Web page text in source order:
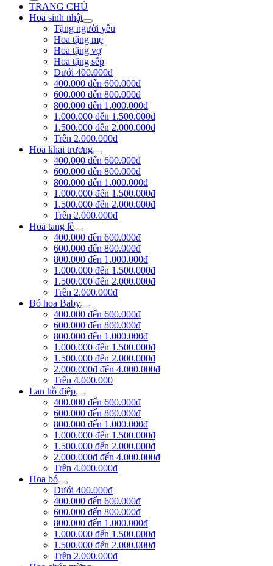
TRANG CHỦ
Hoa sinh nhật
Tặng người yêu
Hoa tặng mẹ
Hoa tặng vợ
Hoa tặng sếp
Dưới 400.000đ
400.000 đến 600.000đ
600.000 đến 800.000đ
800.000 đến 1.000.000đ
1.000.000 đến 1.500.000đ
1.500.000 đến 2.000.000đ
Trên 2.000.000đ
Hoa khai trương
400.000 đến 600.000đ
600.000 đến 800.000đ
800.000 đến 1.000.000đ
1.000.000 đến 1.500.000đ
1.500.000 đến 2.000.000đ
Trên 2.000.000đ
Hoa tang lễ
400.000 đến 600.000đ
600.000 đến 800.000đ
800.000 đến 1.000.000đ
1.000.000 đến 1.500.000đ
1.500.000 đến 2.000.000đ
Trên 2.000.000đ
Bó hoa Baby
400.000 đến 600.000đ
600.000 đến 800.000đ
800.000 đến 1.000.000đ
1.000.000 đến 1.500.000đ
1.500.000 đến 2.000.000đ
2.000.000đ đến 4.000.000đ
Trên 4.000.000
Lan hồ điệp
400.000 đến 600.000đ
600.000 đến 800.000đ
800.000 đến 1.000.000đ
1.000.000 đến 1.500.000đ
1.500.000 đến 2.000.000đ
2.000.000đ đến 4.000.000đ
Trên 4.000.000đ
Hoa bó
Dưới 400.000đ
400.000 đến 600.000đ
600.000 đến 800.000đ
800.000 đến 1.000.000đ
1.000.000 đến 1.500.000đ
1.500.000 đến 2.000.000đ
Trên 2.000.000đ